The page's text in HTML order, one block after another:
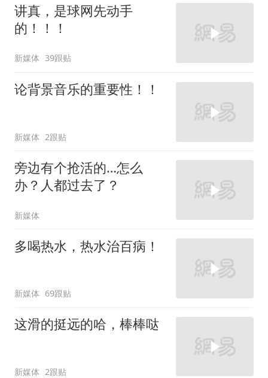
讲真，是球网先动手
的！！！
新媒体 39跟贴
论背景音乐的重要性！！
新媒体 2跟贴
旁边有个抢活的…怎么
办？人都过去了？
新媒体
多喝热水，热水治百病！
新媒体 69跟贴
这滑的挺远的哈，棒棒哒
新媒体 2跟贴